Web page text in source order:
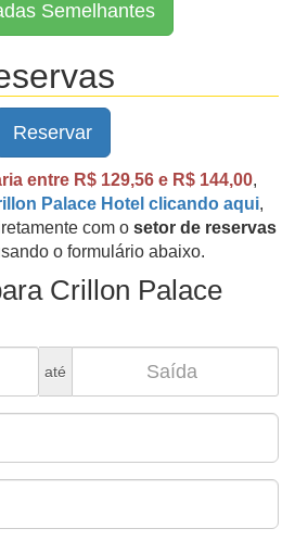
Semelhantes
Reservar
entre R$ 129,56 e R$ 144,00,
Palace Hotel clicando aqui,
com o setor de reservas
o formulário abaixo.
Crillon Palace
até